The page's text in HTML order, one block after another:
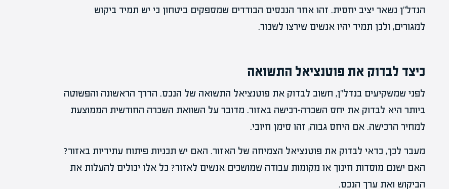
הנדל"ן נשאר יציב יחסית. זהו אחד הנכסים הבודדים שמספקים ביטחון כי יש תמיד ביקוש
למגורים, ולכן תמיד יהיו אנשים שירצו לשכור.
כיצד לבדוק את פוטנציאל התשואה
לפני שמשקיעים בנדל"ן, חשוב לבדוק את פוטנציאל התשואה של הנכס. הדרך הראשונה והפשוטה
ביותר היא לבדוק את יחס השכרה-רכישה באזור. מדובר על השוואת השכרה החודשית הממוצעת
למחיר הרכישה. אם היחס גבוה, זהו סימן חיובי.
מעבר לכך, כדאי לבדוק את פוטנציאל הצמיחה של האזור. האם יש תכניות פיתוח עתידיות באזור?
האם ישנם מוסדות חינוך או מקומות עבודה שמושכים אנשים לאזור? כל אלו יכולים להעלות את
הביקוש ואת ערך הנכס.